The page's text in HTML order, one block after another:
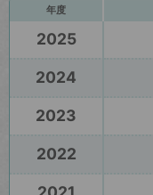
年度
2025
2024
2023
2022